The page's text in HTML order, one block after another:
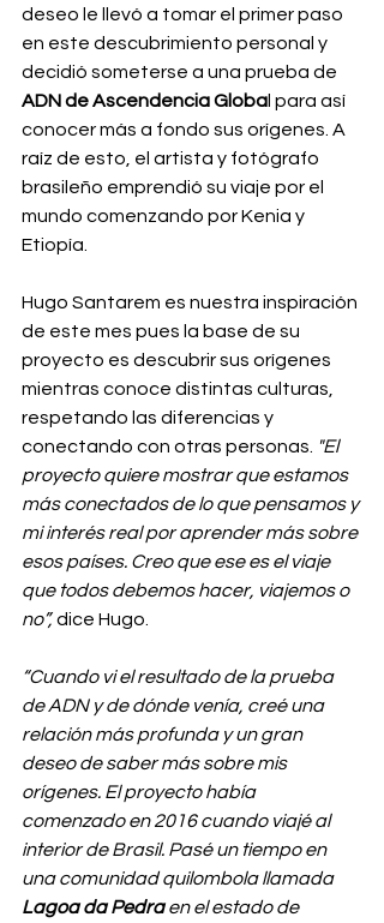
deseo le llevó a tomar el primer paso
en este descubrimiento personal y
decidió someterse a una prueba de
ADN de Ascendencia Globa l para así
conocer más a fondo sus orígenes. A
raíz de esto, el artista y fotógrafo
brasileño emprendió su viaje por el
mundo comenzando por Kenia y
Etiopía.
Hugo Santarem es nuestra inspiración
de este mes pues la base de su
proyecto es descubrir sus orígenes
mientras conoce distintas culturas,
respetando las diferencias y
conectando con otras personas. "El
proyecto quiere mostrar que estamos
más conectados de lo que pensamos y
mi interés real por aprender más sobre
esos países. Creo que ese es el viaje
que todos debemos hacer, viajemos o
no”, dice Hugo.
“Cuando vi el resultado de la prueba
de ADN y de dónde venía, creé una
relación más profunda y un gran
deseo de saber más sobre mis
orígenes. El proyecto había
comenzado en 2016 cuando viajé al
interior de Brasil. Pasé un tiempo en
una comunidad quilombola llamada
Lagoa da Pedra en el estado de